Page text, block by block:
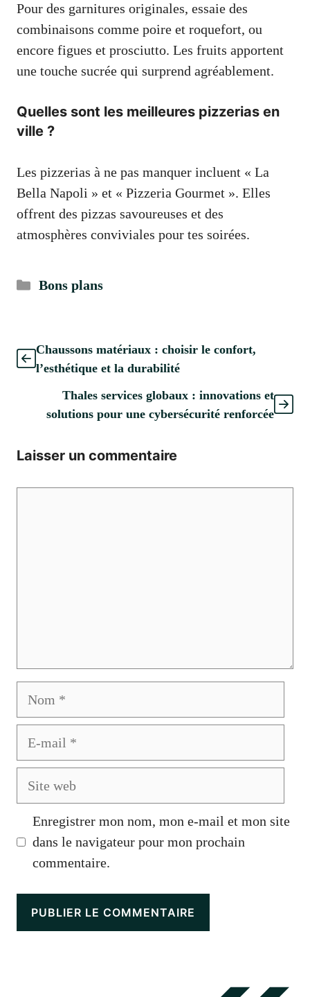
Pour des garnitures originales, essaie des
combinaisons comme poire et roquefort, ou
encore figues et prosciutto. Les fruits apportent
une touche sucrée qui surprend agréablement.
Quelles sont les meilleures pizzerias en
ville ?
Les pizzerias à ne pas manquer incluent « La
Bella Napoli » et « Pizzeria Gourmet ». Elles
offrent des pizzas savoureuses et des
atmosphères conviviales pour tes soirées.
Catégories
Bons plans
Chaussons matériaux : choisir le confort,
l’esthétique et la durabilité
Thales services globaux : innovations et
solutions pour une cybersécurité renforcée
Laisser un commentaire
Enregistrer mon nom, mon e-mail et mon site
dans le navigateur pour mon prochain
commentaire.